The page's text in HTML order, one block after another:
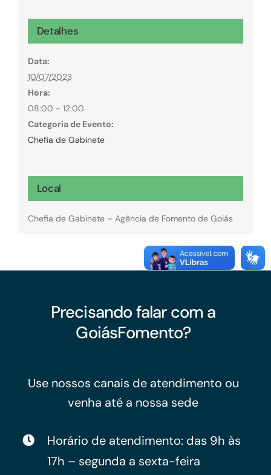
Detalhes
Data:
10/07/2023
Hora:
08:00 - 12:00
Categoria de Evento:
Chefia de Gabinete
Local
Chefia de Gabinete – Agência de Fomento de Goiás
Precisando falar com a
GoiásFomento?
Use nossos canais de atendimento ou
venha até a nossa sede
Horário de atendimento: das 9h às
17h – segunda a sexta-feira